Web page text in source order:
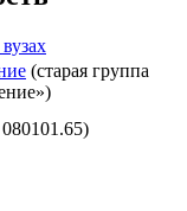
(старая группа